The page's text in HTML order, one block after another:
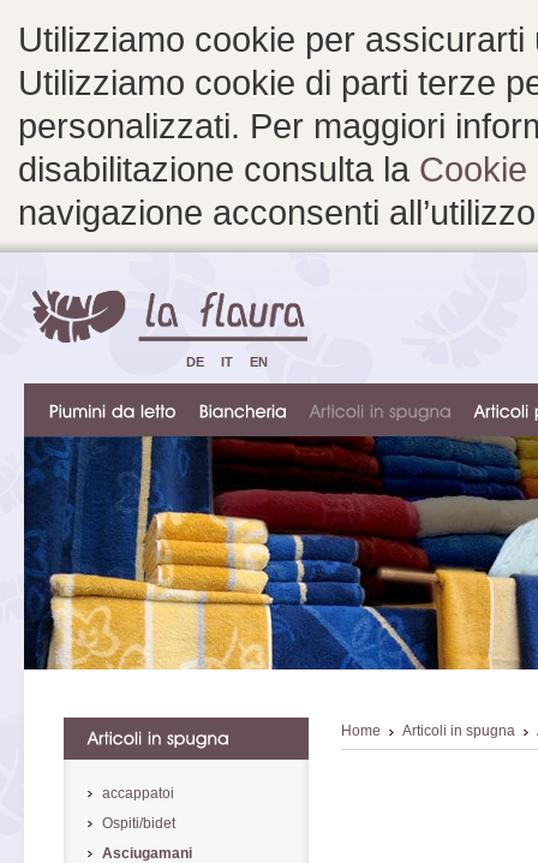
Utilizziamo cookie per
Utilizziamo cookie di parti terze
personalizzati. Per maggiori
disabilitazione consulta la Cookie
navigazione acconsenti
Home Articoli in spugna
accappatoi
Ospiti/bidet
Asciugamani
DE IT EN